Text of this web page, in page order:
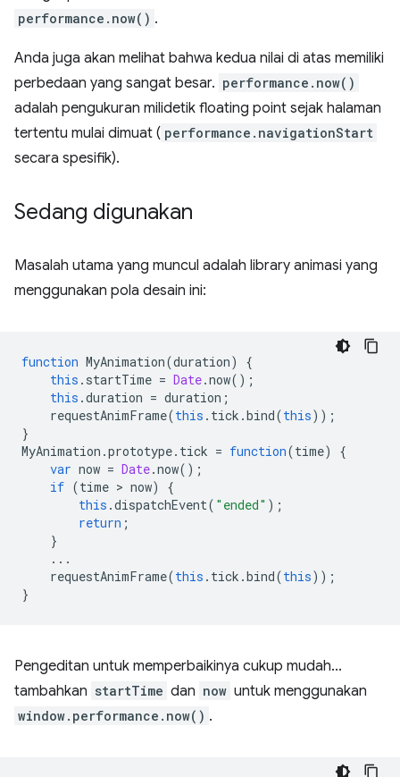
performance.now() .
Anda juga akan melihat bahwa kedua nilai di atas memiliki
perbedaan yang sangat besar. performance.now()
adalah pengukuran milidetik floating point sejak halaman
tertentu mulai dimuat ( performance.navigationStart
secara spesifik).
Sedang digunakan
Masalah utama yang muncul adalah library animasi yang
menggunakan pola desain ini:
function MyAnimation(duration)
{
this . startTime = Date.now();
this .duration = duration ;
requestAnimFrame(this . tick .bind(this));
}
MyAnimation .prototype. tick = function(time)
{
var now = Date.now();
if (time > now)
{
this .dispatchEvent( "ended" );
return ;
}
...
requestAnimFrame(this . tick .bind(this));
}
Pengeditan untuk memperbaikinya cukup mudah...
tambahkan startTime dan now untuk menggunakan
window.performance.now() .